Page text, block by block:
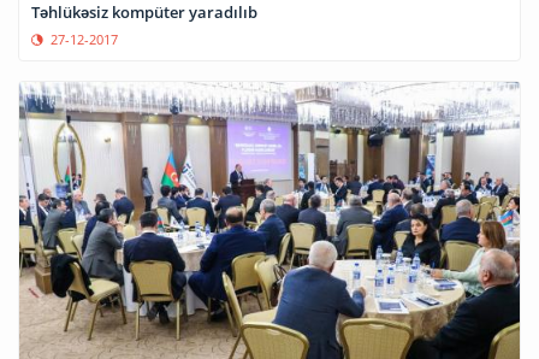
Təhlükəsiz kompüter yaradılıb
27-12-2017